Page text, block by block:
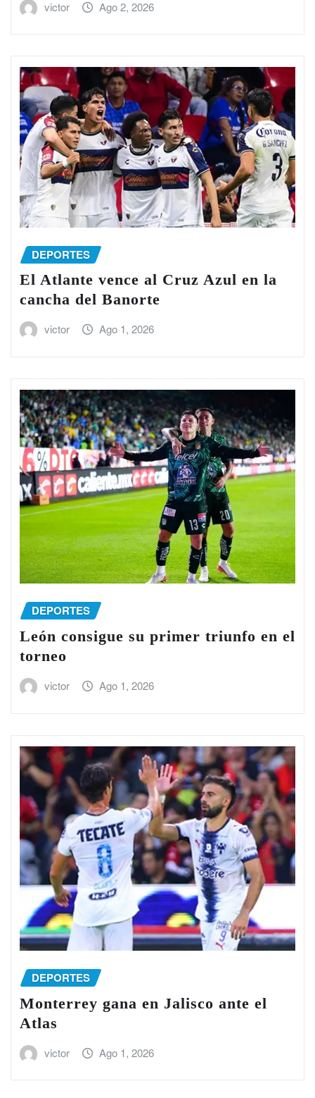
victor Ago 2, 2026
DEPORTES
El Atlante vence al Cruz Azul en la
cancha del Banorte
victor Ago 1, 2026
DEPORTES
León consigue su primer triunfo en el
torneo
victor Ago 1, 2026
DEPORTES
Monterrey gana en Jalisco ante el
Atlas
victor Ago 1, 2026